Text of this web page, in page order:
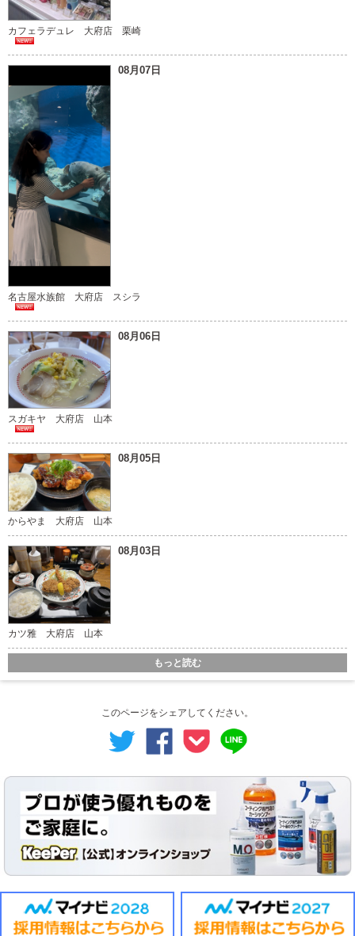
カフェラデュレ 大府店 栗崎
08月07日
名古屋水族館 大府店 スシラ
08月06日
スガキヤ 大府店 山本
08月05日
からやま 大府店 山本
08月03日
カツ雅 大府店 山本
もっと読む
このページをシェアしてください。